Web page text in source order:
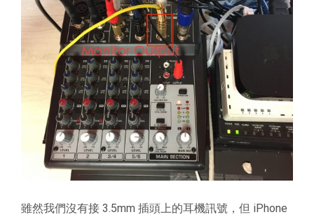
雖然我們沒有接 3.5mm 插頭上的耳機訊號，但 iPhone